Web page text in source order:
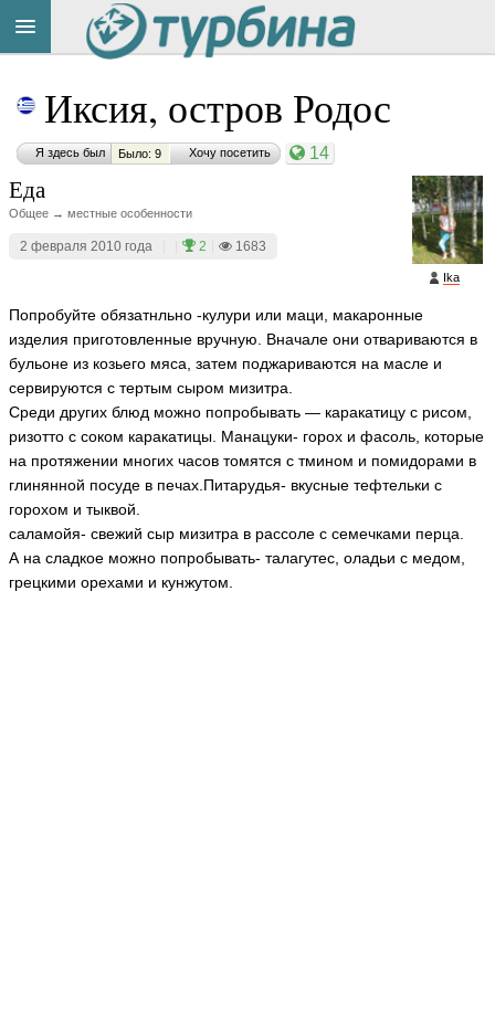
Иксия, остров Родос
Я здесь был Было: 9 Хочу посетить 14
Ika
Еда
Общее → местные особенности
2 февраля 2010 года 2 1683
Попробуйте обязатнльно -кулури или маци, макаронные
изделия приготовленные вручную. Вначале они отвариваются в
бульоне из козьего мяса, затем поджариваются на масле и
сервируются с тертым сыром мизитра.
Среди других блюд можно попробывать — каракатицу с рисом,
ризотто с соком каракатицы. Манацуки- горох и фасоль, которые
на протяжении многих часов томятся с тмином и помидорами в
глинянной посуде в печах.Питарудья- вкусные тефтельки с
горохом и тыквой.
саламойя- свежий сыр мизитра в рассоле с семечками перца.
А на сладкое можно попробывать- талагутес, оладьи с медом,
грецкими орехами и кунжутом.
на
сайте: